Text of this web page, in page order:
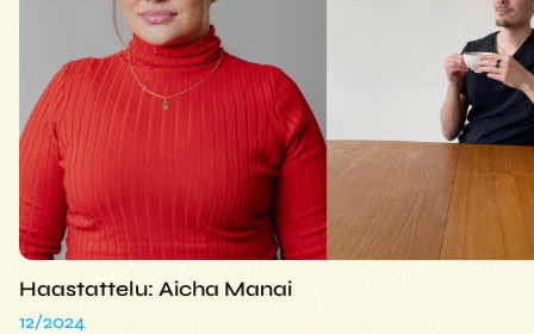
Haastattelu: Aicha Manai
12/2024